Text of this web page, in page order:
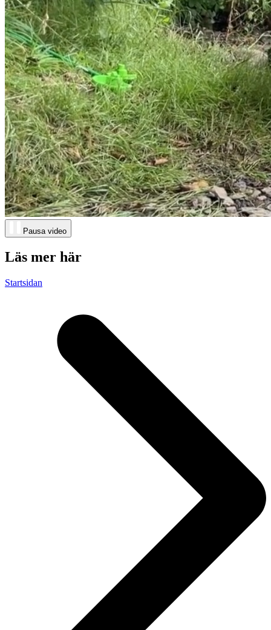
Pausa video
Läs mer här
Startsidan